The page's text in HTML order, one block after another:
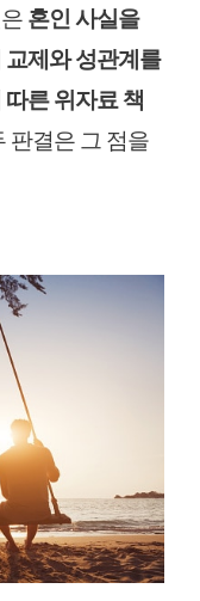
혼인 사실을
제와 성관계를
른 위자료 책
판결은 그 점을